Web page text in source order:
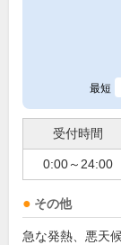
最短
受付時間
0:00～24:00
その他
急な発熱、悪天